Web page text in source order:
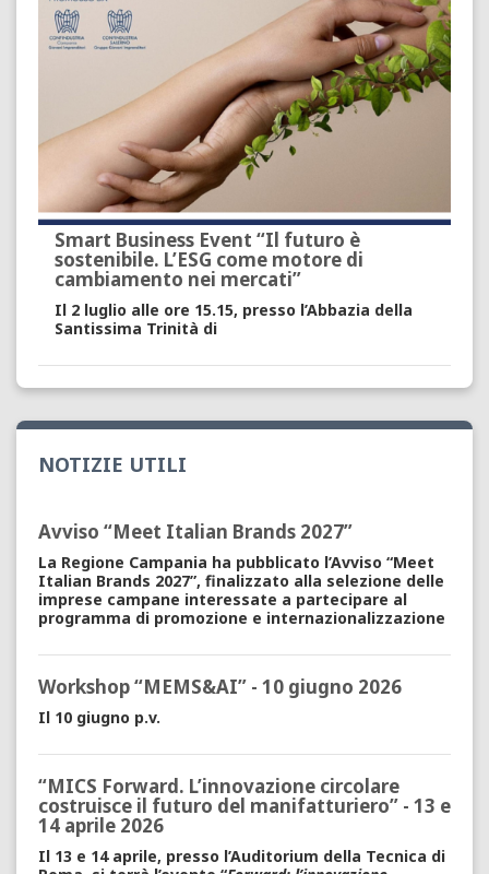
Smart Business Event “Il futuro è
sostenibile. L’ESG come motore di
cambiamento nei mercati”
Il 2 luglio alle ore 15.15, presso l’Abbazia della
Santissima Trinità di
NOTIZIE UTILI
Avviso “Meet Italian Brands 2027”
La Regione Campania ha pubblicato l’Avviso “Meet
Italian Brands 2027”, finalizzato alla selezione delle
imprese campane interessate a partecipare al
programma di promozione e internazionalizzazione
Workshop “MEMS&AI” - 10 giugno 2026
Il 10 giugno p.v.
“MICS Forward. L’innovazione circolare
costruisce il futuro del manifatturiero” - 13 e
14 aprile 2026
Il 13 e 14 aprile, presso l’Auditorium della Tecnica di